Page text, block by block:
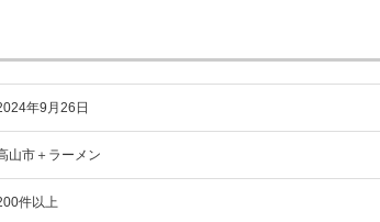
年9月26日
山市＋ラーメン
件以上